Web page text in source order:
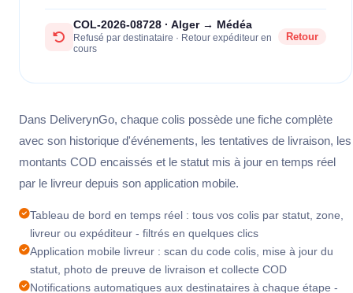
COL-2026-08728 · Alger → Médéa
Refusé par destinataire · Retour expéditeur en
cours
Retour
Dans DeliverynGo, chaque colis possède une fiche complète
avec son historique d'événements, les tentatives de livraison, les
montants COD encaissés et le statut mis à jour en temps réel
par le livreur depuis son application mobile.
Tableau de bord en temps réel : tous vos colis par statut, zone,
livreur ou expéditeur - filtrés en quelques clics
Application mobile livreur : scan du code colis, mise à jour du
statut, photo de preuve de livraison et collecte COD
Notifications automatiques aux destinataires à chaque étape -